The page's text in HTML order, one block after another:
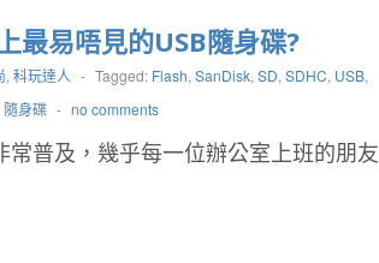
最易唔見的USB隨身碟?
, 科玩達人 - Tagged: Flash, SanDisk, SD, SDHC, USB,
隨身碟 - no comments
常普及，幾乎每一位辦公室上班的朋友